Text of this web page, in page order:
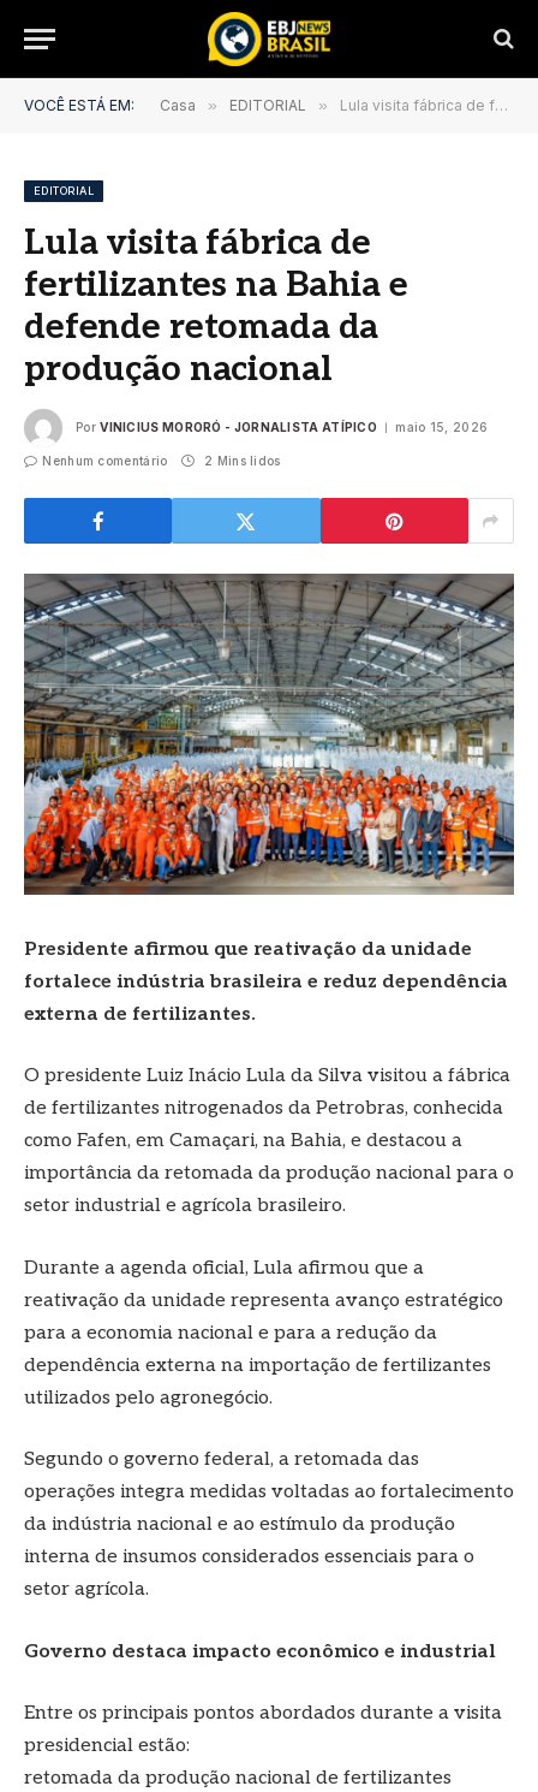
VOCÊ ESTÁ EM: Casa » EDITORIAL » Lula visita fábrica de fertilizantes na Bahia e defende retomada da produção nacional
EDITORIAL
Lula visita fábrica de
fertilizantes na Bahia e
defende retomada da
produção nacional
Por VINICIUS MORORÓ - JORNALISTA ATÍPICO maio 15, 2026
Nenhum comentário 2 Mins lidos
Presidente afirmou que reativação da unidade
fortalece indústria brasileira e reduz dependência
externa de fertilizantes.
O presidente Luiz Inácio Lula da Silva visitou a fábrica
de fertilizantes nitrogenados da Petrobras, conhecida
como Fafen, em Camaçari, na Bahia, e destacou a
importância da retomada da produção nacional para o
setor industrial e agrícola brasileiro.
Durante a agenda oficial, Lula afirmou que a
reativação da unidade representa avanço estratégico
para a economia nacional e para a redução da
dependência externa na importação de fertilizantes
utilizados pelo agronegócio.
Segundo o governo federal, a retomada das
operações integra medidas voltadas ao fortalecimento
da indústria nacional e ao estímulo da produção
interna de insumos considerados essenciais para o
setor agrícola.
Governo destaca impacto econômico e industrial
Entre os principais pontos abordados durante a visita
presidencial estão:
retomada da produção nacional de fertilizantes